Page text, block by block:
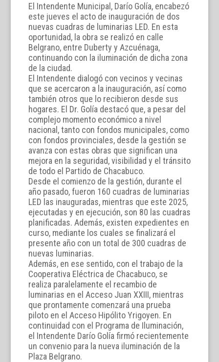
El Intendente Municipal, Darío Golía, encabezó
este jueves el acto de inauguración de dos
nuevas cuadras de luminarias LED. En esta
oportunidad, la obra se realizó en calle
Belgrano, entre Duberty y Azcuénaga,
continuando con la iluminación de dicha zona
de la ciudad.
El Intendente dialogó con vecinos y vecinas
que se acercaron a la inauguración, así como
también otros que lo recibieron desde sus
hogares. El Dr. Golía destacó que, a pesar del
complejo momento económico a nivel
nacional, tanto con fondos municipales, como
con fondos provinciales, desde la gestión se
avanza con estas obras que significan una
mejora en la seguridad, visibilidad y el tránsito
de todo el Partido de Chacabuco.
Desde el comienzo de la gestión, durante el
año pasado, fueron 160 cuadras de luminarias
LED las inauguradas, mientras que este 2025,
ejecutadas y en ejecución, son 80 las cuadras
planificadas. Además, existen expedientes en
curso, mediante los cuales se finalizará el
presente año con un total de 300 cuadras de
nuevas luminarias.
Además, en ese sentido, con el trabajo de la
Cooperativa Eléctrica de Chacabuco, se
realiza paralelamente el recambio de
luminarias en el Acceso Juan XXIII, mientras
que prontamente comenzará una prueba
piloto en el Acceso Hipólito Yrigoyen. En
continuidad con el Programa de Iluminación,
el Intendente Darío Golía firmó recientemente
un convenio para la nueva iluminación de la
Plaza Belgrano.